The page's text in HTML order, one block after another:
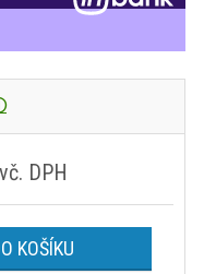
vč. DPH
KOŠÍKU